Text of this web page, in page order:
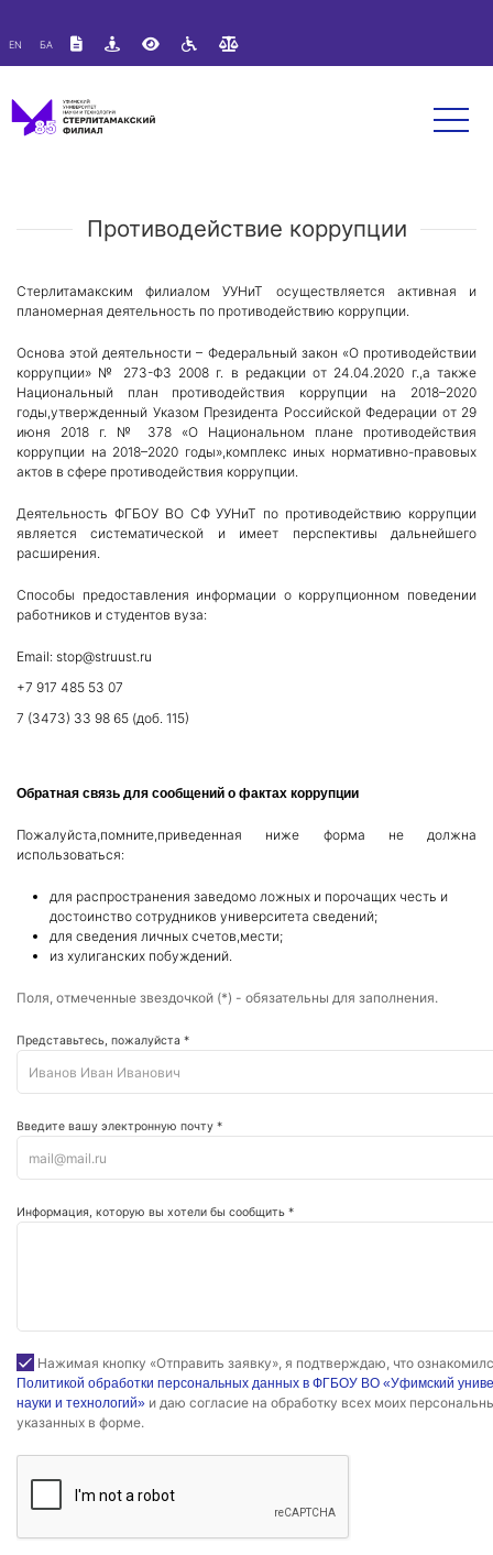
Размер шрифта:
EN БА
Противодействие коррупции
Стерлитамакским филиалом УУНиТ осуществляется активная и
планомерная деятельность по противодействию коррупции.
Основа этой деятельности – Федеральный закон «О противодействии
коррупции» № 273-ФЗ 2008 г. в редакции от 24.04.2020 г.,а также
Национальный план противодействия коррупции на 2018–2020
годы,утвержденный Указом Президента Российской Федерации от 29
июня 2018 г. № 378 «О Национальном плане противодействия
коррупции на 2018–2020 годы»,комплекс иных нормативно-правовых
актов в сфере противодействия коррупции.
Деятельность ФГБОУ ВО СФ УУНиТ по противодействию коррупции
является систематической и имеет перспективы дальнейшего
расширения.
Способы предоставления информации о коррупционном поведении
работников и студентов вуза:
Email: stop@struust.ru
+7 917 485 53 07
7 (3473) 33 98 65 (доб. 115)
Обратная связь для сообщений о фактах коррупции
Пожалуйста,помните,приведенная ниже форма не должна
использоваться:
для распространения заведомо ложных и порочащих честь и
достоинство сотрудников университета сведений;
для сведения личных счетов,мести;
из хулиганских побуждений.
Поля, отмеченные звездочкой (*) - обязательны для заполнения.
Представьтесь, пожалуйста *
Введите вашу электронную почту *
Информация, которую вы хотели бы сообщить *
Нажимая кнопку «Отправить заявку», я подтверждаю, что
Политикой обработки персональных данных в ФГБОУ ВО «Уфимский
науки и технологий» и даю согласие на обработку всех моих
указанных в форме.